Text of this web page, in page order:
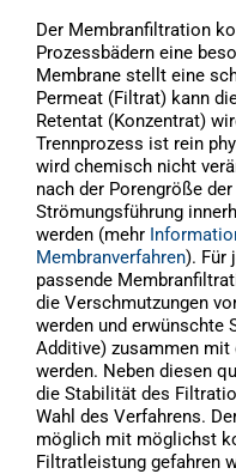
Der Membranfiltration
Prozessbädern eine
Membrane stellt eine
Permeat (Filtrat) kann
Retentat (Konzentrat)
Trennprozess ist rein
wird chemisch nicht
nach der Porengröße
Strömungsführung
werden (mehr
Membranverfahren). Für
passende
die Verschmutzungen
werden und erwünschte
Additive) zusammen mit
werden. Neben diesen
die Stabilität des
Wahl des Verfahrens.
möglich mit möglichst
Filtratleistung gefahren